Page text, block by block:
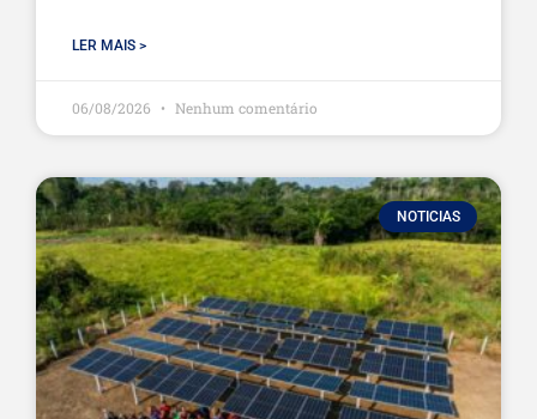
LER MAIS >
06/08/2026 Nenhum comentário
NOTICIAS